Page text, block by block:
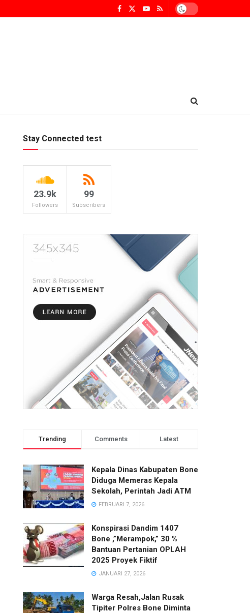
Stay Connected test
23.9k
Followers
99
Subscribers
Trending Comments Latest
Kepala Dinas Kabupaten Bone
Diduga Memeras Kepala
Sekolah, Perintah Jadi ATM
FEBRUARI 7, 2026
Konspirasi Dandim 1407
Bone ,”Merampok,” 30 %
Bantuan Pertanian OPLAH
2025 Proyek Fiktif
JANUARI 27, 2026
Warga Resah,Jalan Rusak
Tipiter Polres Bone Diminta